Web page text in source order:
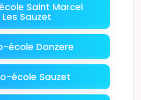
Saint Marcel
Les Sauzet
école Donzere
école Sauzet